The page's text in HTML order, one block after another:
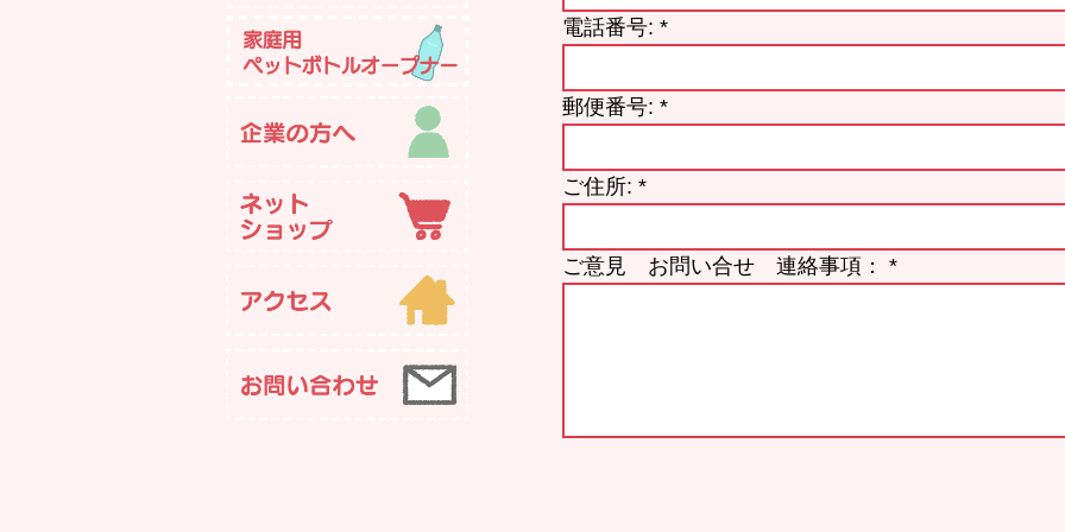
電話番号:
郵便番号:
ご住所:
ご意見 お問い合せ 連絡事項：